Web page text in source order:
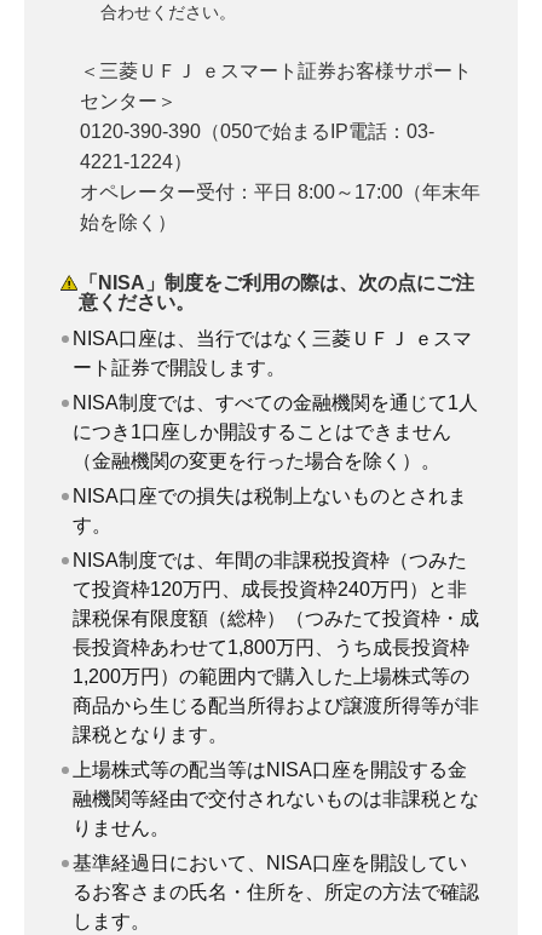
合わせください。
＜三菱ＵＦＪ ｅスマート証券お客様サポート
センター＞
0120-390-390（050で始まるIP電話：03-
4221-1224）
オペレーター受付：平日 8:00～17:00（年末年
始を除く）
「NISA」制度をご利用の際は、次の点にご注
意ください。
NISA口座は、当行ではなく三菱ＵＦＪ ｅスマ
ート証券で開設します。
NISA制度では、すべての金融機関を通じて1人
につき1口座しか開設することはできません
（金融機関の変更を行った場合を除く）。
NISA口座での損失は税制上ないものとされま
す。
NISA制度では、年間の非課税投資枠（つみた
て投資枠120万円、成長投資枠240万円）と非
課税保有限度額（総枠）（つみたて投資枠・成
長投資枠あわせて1,800万円、うち成長投資枠
1,200万円）の範囲内で購入した上場株式等の
商品から生じる配当所得および譲渡所得等が非
課税となります。
上場株式等の配当等はNISA口座を開設する金
融機関等経由で交付されないものは非課税とな
りません。
基準経過日において、NISA口座を開設してい
るお客さまの氏名・住所を、所定の方法で確認
します。